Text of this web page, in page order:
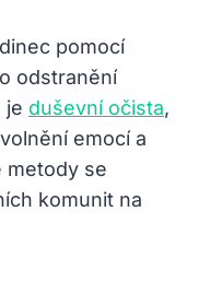
pomocí
odstranění
je duševní očista,
emocí a
metody se
komunit na